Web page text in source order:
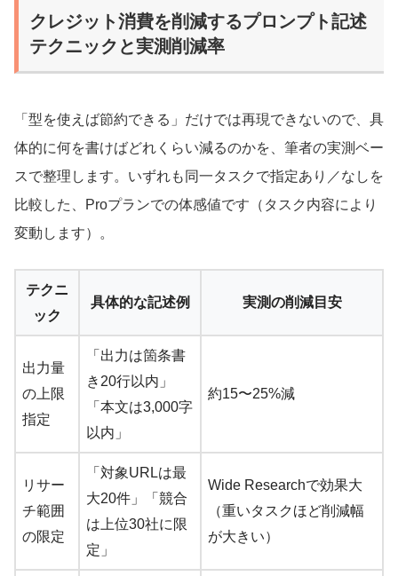
クレジット消費を削減するプロンプト記述
テクニックと実測削減率
「型を使えば節約できる」だけでは再現できないので、具
体的に何を書けばどれくらい減るのかを、筆者の実測ベー
スで整理します。いずれも同一タスクで指定あり／なしを
比較した、Proプランでの体感値です（タスク内容により
変動します）。
テクニ
ック
具体的な記述例 実測の削減目安
出力量
の上限
指定
「出力は箇条書
き20行以内」
「本文は3,000字
以内」
約15〜25%減
リサー
チ範囲
の限定
「対象URLは最
大20件」「競合
は上位30社に限
定」
Wide Researchで効果大
（重いタスクほど削減幅
が大きい）